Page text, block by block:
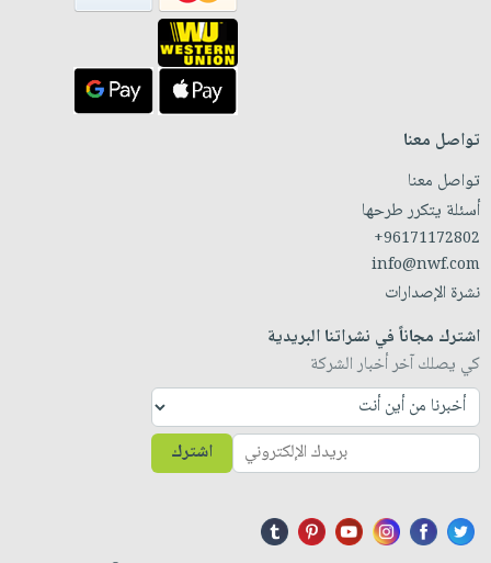
تواصل معنا
تواصل معنا
أسئلة يتكرر طرحها
+96171172802
info@nwf.com
نشرة الإصدارات
اشترك مجاناً في نشراتنا البريدية
كي يصلك آخر أخبار الشركة
اشترك